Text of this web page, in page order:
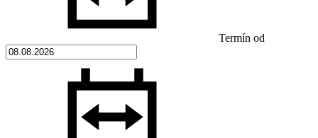
Termín od